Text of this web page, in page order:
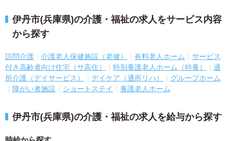
伊丹市(兵庫県)の介護・福祉の求人をサービス内容
から探す
訪問介護 介護老人保健施設（老健） 有料老人ホーム
サービス
付き高齢者向け住宅（サ高住）
特別養護老人ホーム（特養）
通
所介護（デイサービス）
デイケア（通所リハ）
グループホーム
障がい者施設
ショートステイ 養護老人ホーム
伊丹市(兵庫県)の介護・福祉の求人を給与から探す